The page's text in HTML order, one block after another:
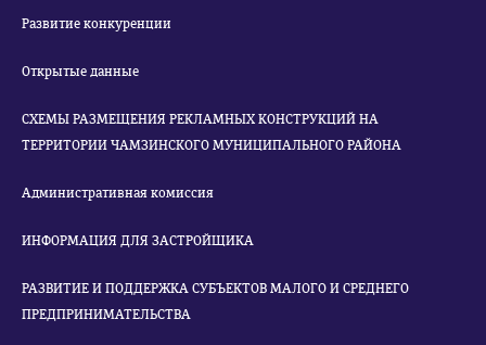
Развитие конкуренции
Открытые данные
СХЕМЫ РАЗМЕЩЕНИЯ РЕКЛАМНЫХ КОНСТРУКЦИЙ НА
ТЕРРИТОРИИ ЧАМЗИНСКОГО МУНИЦИПАЛЬНОГО РАЙОНА
Административная комиссия
ИНФОРМАЦИЯ ДЛЯ ЗАСТРОЙЩИКА
РАЗВИТИЕ И ПОДДЕРЖКА СУБЪЕКТОВ МАЛОГО И СРЕДНЕГО
ПРЕДПРИНИМАТЕЛЬСТВА